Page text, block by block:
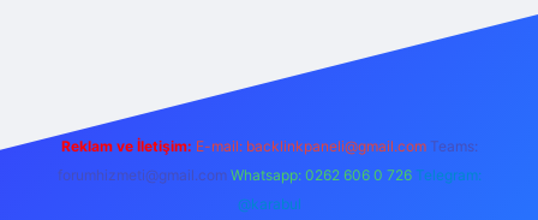
Reklam ve İletişim: E-mail: backlinkpaneli@gmail.com Teams:
forumhizmeti@gmail.com Whatsapp: 0262 606 0 726 Telegram:
@karabul